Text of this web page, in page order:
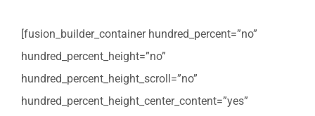
[fusion_builder_container hundred_percent=”no”
hundred_percent_height=”no”
hundred_percent_height_scroll=”no”
hundred_percent_height_center_content=”yes”